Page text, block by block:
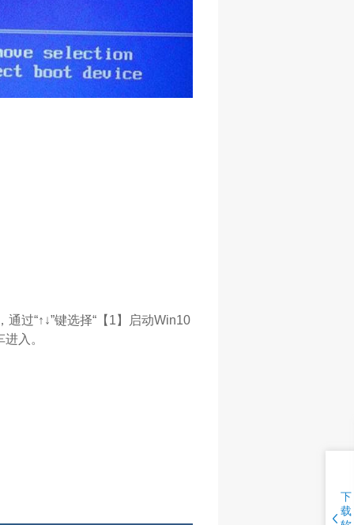
过“↑↓”键选择“【1】启动Win10
入。
下
载